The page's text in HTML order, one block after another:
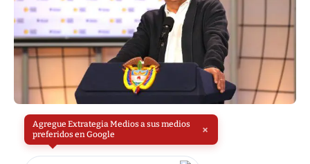
Agregue Extrategia Medios a sus medios
preferidos en Google
×